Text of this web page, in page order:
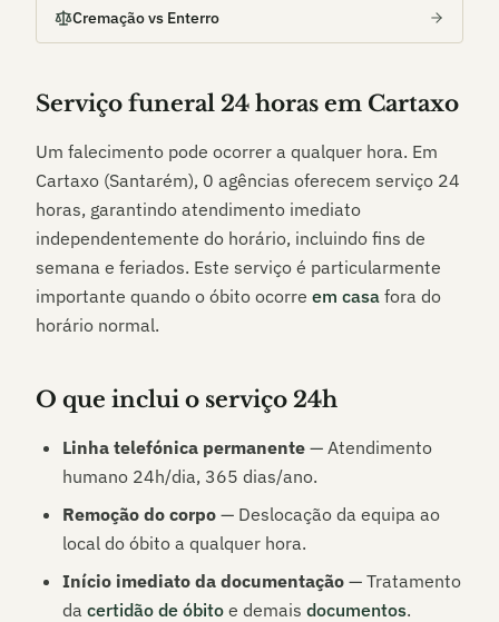
Cremação vs Enterro
Serviço funeral 24 horas em Cartaxo
Um falecimento pode ocorrer a qualquer hora. Em
Cartaxo (Santarém), 0 agências oferecem serviço 24
horas, garantindo atendimento imediato
independentemente do horário, incluindo fins de
semana e feriados. Este serviço é particularmente
importante quando o óbito ocorre em casa fora do
horário normal.
O que inclui o serviço 24h
Linha telefónica permanente — Atendimento
humano 24h/dia, 365 dias/ano.
Remoção do corpo — Deslocação da equipa ao
local do óbito a qualquer hora.
Início imediato da documentação — Tratamento
da certidão de óbito e demais documentos.